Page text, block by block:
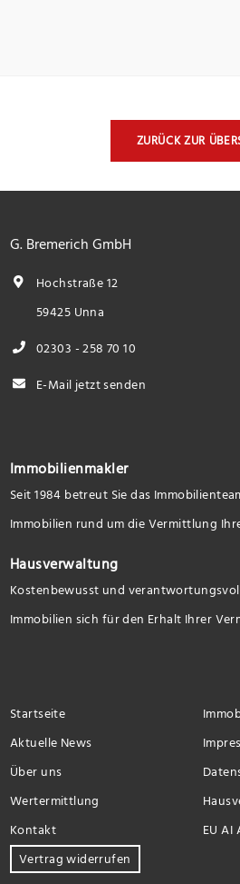
ZURÜCK ZUR
G. Bremerich GmbH
Hochstraße 12
59425 Unna
02303 - 258 70 10
E-Mail jetzt senden
Immobilienmakler
Seit 1984 betreut Sie das
Immobilien rund um die Vermittlung
Hausverwaltung
Kostenbewusst und
Immobilien sich für den Erhalt Ihrer
Startseite
Aktuelle News
Über uns
Wertermittlung
Kontakt
EU AI
Vertrag widerrufen